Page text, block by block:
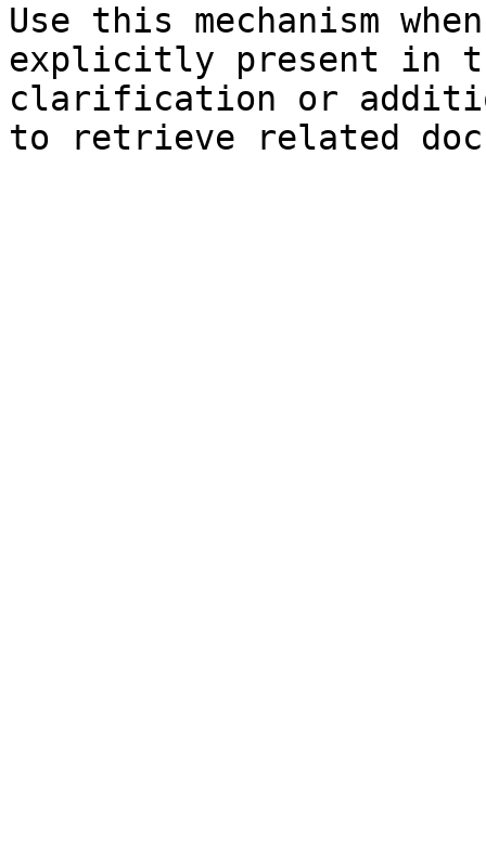
Use this mechanism
explicitly present in
clarification or